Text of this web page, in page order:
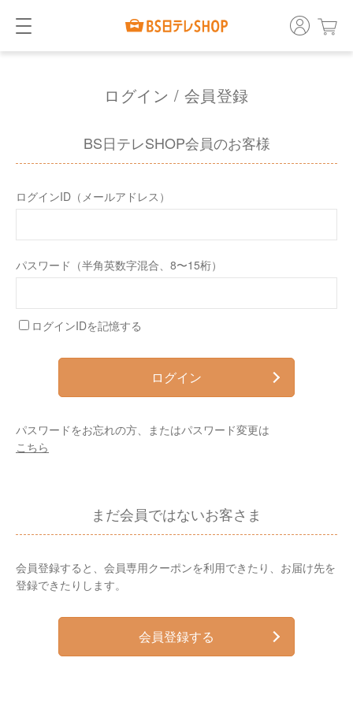
ログイン / 会員登録
BS日テレSHOP会員のお客様
ログインID（メールアドレス）
パスワード（半角英数字混合、8〜15桁）
ログインIDを記憶する
ログイン
パスワードをお忘れの方、またはパスワード変更は
こちら
まだ会員ではないお客さま
会員登録すると、会員専用クーポンを利用できたり、お届け先を
登録できたりします。
会員登録する